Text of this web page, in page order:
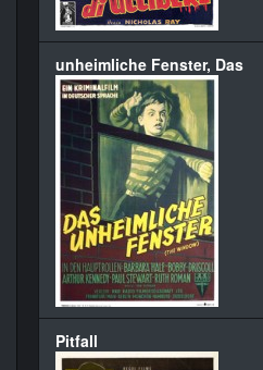
unheimliche Fenster, Das
Pitfall